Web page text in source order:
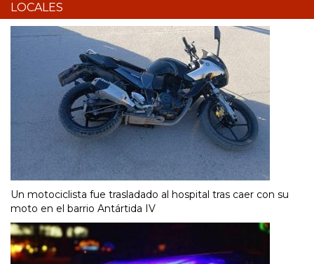
LOCALES
Un motociclista fue trasladado al hospital tras caer con su
moto en el barrio Antártida IV